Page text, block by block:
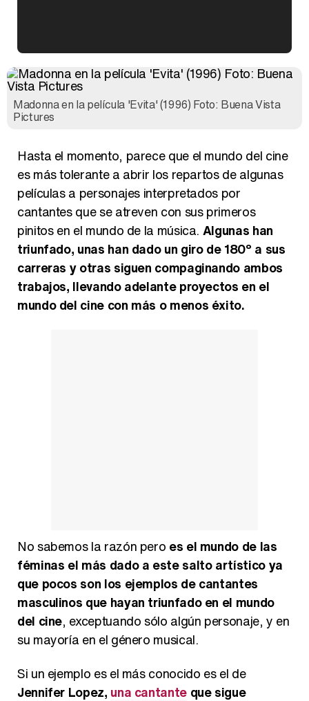
Madonna en la película 'Evita' (1996) Foto: Buena Vista
Pictures
Hasta el momento, parece que el mundo del cine
es más tolerante a abrir los repartos de algunas
películas a personajes interpretados por
cantantes que se atreven con sus primeros
pinitos en el mundo de la música. Algunas han
triunfado, unas han dado un giro de 180º a sus
carreras y otras siguen compaginando ambos
trabajos, llevando adelante proyectos en el
mundo del cine con más o menos éxito.
No sabemos la razón pero es el mundo de las
féminas el más dado a este salto artístico ya
que pocos son los ejemplos de cantantes
masculinos que hayan triunfado en el mundo
del cine, exceptuando sólo algún personaje, y en
su mayoría en el género musical.
Si un ejemplo es el más conocido es el de
Jennifer Lopez, una cantanteque sigue